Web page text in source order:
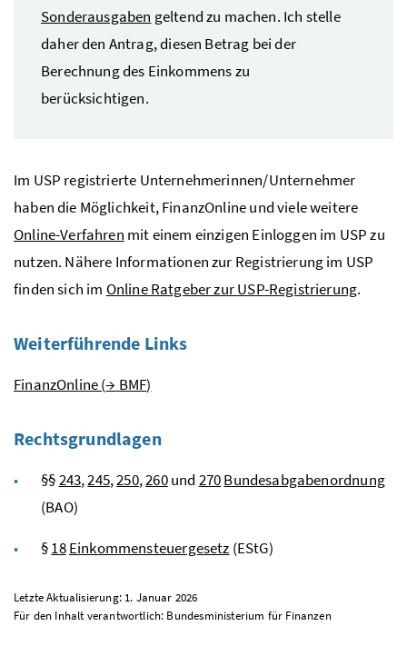
Sonderausgaben geltend zu machen. Ich stelle
daher den Antrag, diesen Betrag bei der
Berechnung des Einkommens zu
berücksichtigen.
Im USP registrierte Unternehmerinnen/Unternehmer
haben die Möglichkeit, FinanzOnline und viele weitere
Online-Verfahren mit einem einzigen Einloggen im USPzu
nutzen. Nähere Informationen zur Registrierung im USP
finden sich im Online Ratgeber zurUSP-Registrierung.
Weiterführende Links
FinanzOnline (→ BMF)
Rechtsgrundlagen
§§243,245,250,260und 270Bundesabgabenordnung
(BAO)
§18Einkommensteuergesetz (EStG)
Letzte Aktualisierung: 1. Januar 2026
Für den Inhalt verantwortlich: Bundesministerium für Finanzen